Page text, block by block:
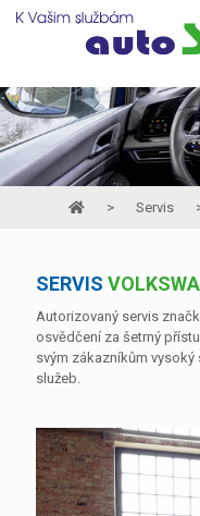
> Servis
SERVIS
Autorizovaný servis
osvědčení za šetrný
svým zákazníkům
služeb.